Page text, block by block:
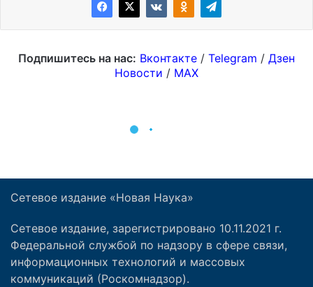
Сетевое издание «Новая Наука»
Сетевое издание, зарегистрировано 10.11.2021 г.
Федеральной службой по надзору в сфере связи,
информационных технологий и массовых
коммуникаций (Роскомнадзор).